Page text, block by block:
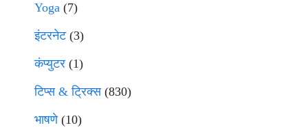
Yoga (7)
इंटरनेट(3)
कंप्युटर (1)
टिप्स & ट्रिक्स(830)
भाषणे(10)